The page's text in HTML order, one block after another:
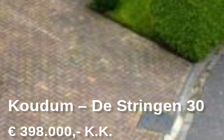
Koudum – De Stringen 30
€ 398.000,- K.K.